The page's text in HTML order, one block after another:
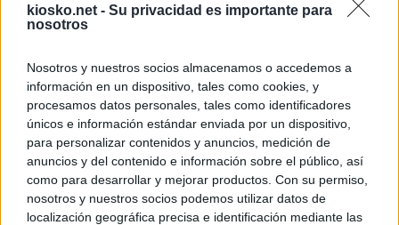
kiosko.net - Su privacidad es importante para
nosotros
Nosotros y nuestros socios almacenamos o accedemos a
información en un dispositivo, tales como cookies, y
procesamos datos personales, tales como identificadores
únicos e información estándar enviada por un dispositivo,
para personalizar contenidos y anuncios, medición de
anuncios y del contenido e información sobre el público, así
como para desarrollar y mejorar productos. Con su permiso,
nosotros y nuestros socios podemos utilizar datos de
localización geográfica precisa e identificación mediante las